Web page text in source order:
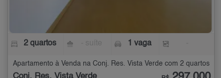
2 quartos 1 vaga
Apartamento à Venda na Conj. Res. Vista Verde com 2 quartos